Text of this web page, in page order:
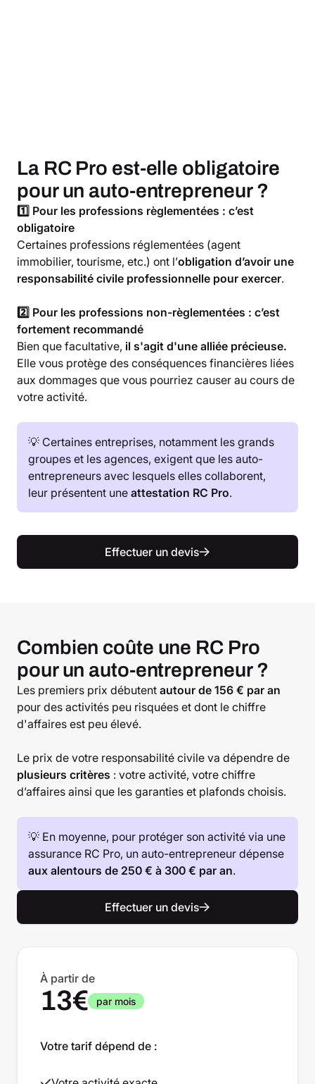
La RC Pro est-elle obligatoire
pour un auto-entrepreneur ?
1️⃣ Pour les professions règlementées : c’est
obligatoire
Certaines professions réglementées (agent
immobilier, tourisme, etc.) ont l’obligation d’avoir une
responsabilité civile professionnelle pour exercer.
2️⃣ Pour les professions non-règlementées : c’est
fortement recommandé
Bien que facultative, il s'agit d'une alliée précieuse.
Elle vous protège des conséquences financières liées
aux dommages que vous pourriez causer au cours de
votre activité.
💡 Certaines entreprises, notamment les grands
groupes et les agences, exigent que les auto-
entrepreneurs avec lesquels elles collaborent,
leur présentent une attestation RC Pro.
Effectuer un devis
Combien coûte une RC Pro
pour un auto-entrepreneur ?
Les premiers prix débutent autour de 156 € par an
pour des activités peu risquées et dont le chiffre
d'affaires est peu élevé.
Le prix de votre responsabilité civile va dépendre de
plusieurs critères : votre activité, votre chiffre
d’affaires ainsi que les garanties et plafonds choisis.
💡 En moyenne, pour protéger son activité via une
assurance RC Pro, un auto-entrepreneur dépense
aux alentours de 250 € à 300 € par an.
Effectuer un devis
À partir de
13€ par mois
Votre tarif dépend de :